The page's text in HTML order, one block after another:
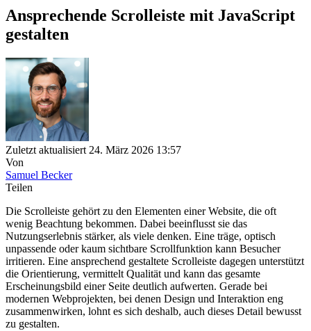
Ansprechende Scrolleiste mit JavaScript
gestalten
Zuletzt aktualisiert 24. März 2026 13:57
Von
Samuel Becker
Teilen
Die Scrolleiste gehört zu den Elementen einer Website, die oft
wenig Beachtung bekommen. Dabei beeinflusst sie das
Nutzungserlebnis stärker, als viele denken. Eine träge, optisch
unpassende oder kaum sichtbare Scrollfunktion kann Besucher
irritieren. Eine ansprechend gestaltete Scrolleiste dagegen unterstützt
die Orientierung, vermittelt Qualität und kann das gesamte
Erscheinungsbild einer Seite deutlich aufwerten. Gerade bei
modernen Webprojekten, bei denen Design und Interaktion eng
zusammenwirken, lohnt es sich deshalb, auch dieses Detail bewusst
zu gestalten.